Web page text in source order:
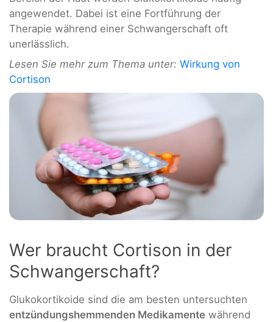
angewendet. Dabei ist eine Fortführung der
Therapie während einer Schwangerschaft oft
unerlässlich.
Lesen Sie mehr zum Thema unter: Wirkung von
Cortison
Wer braucht Cortison in der
Schwangerschaft?
Glukokortikoide sind die am besten untersuchten
entzündungshemmenden Medikamente während